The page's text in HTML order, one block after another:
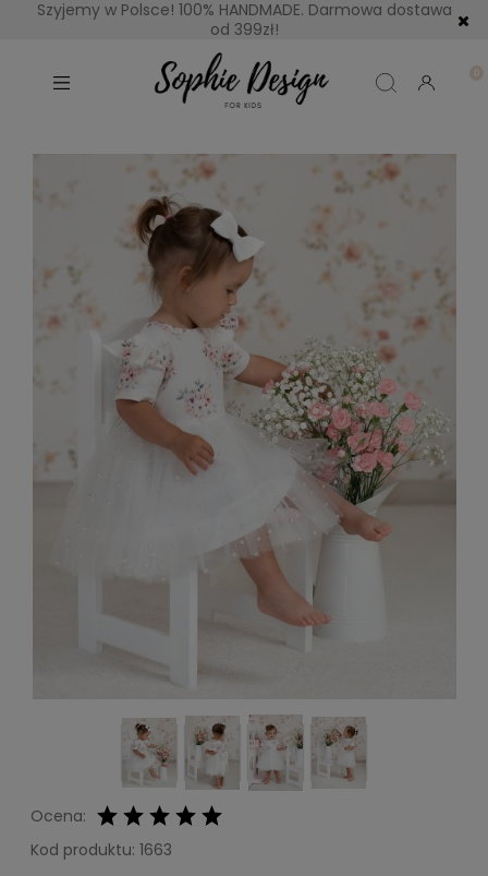
Szyjemy w Polsce! 100% HANDMADE. Darmowa dostawa
od 399zł!
Ocena:
Kod produktu: 1663